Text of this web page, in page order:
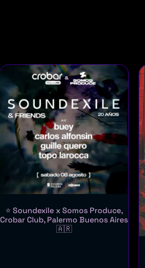
⭐ Soundexile x Somos Produce,
Crobar Club, Palermo Buenos Aires
🇦🇷